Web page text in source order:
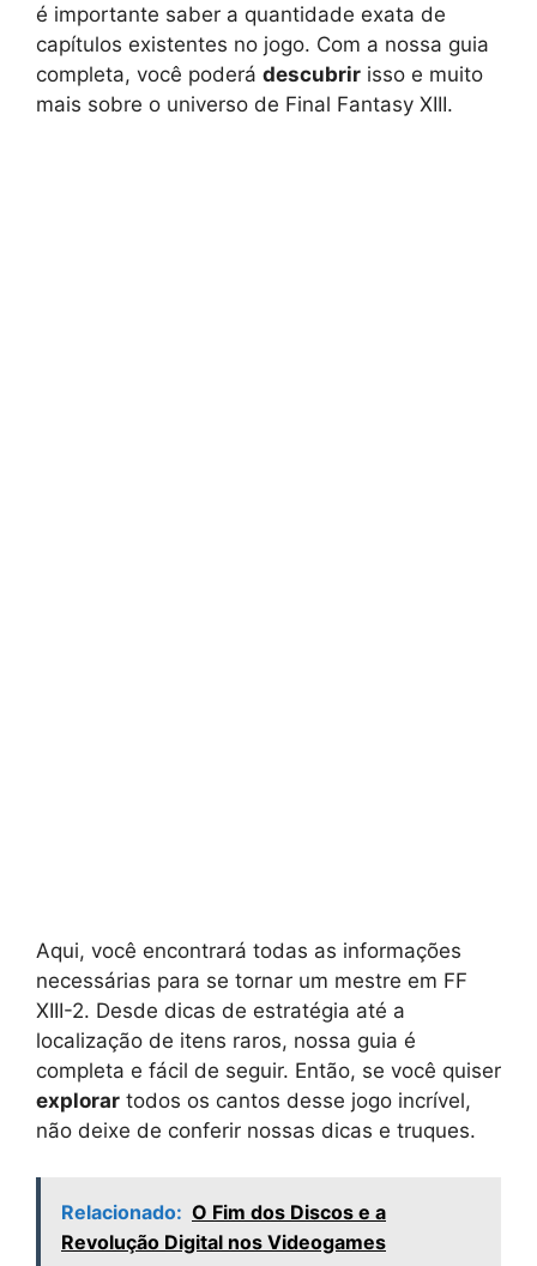
é importante saber a quantidade exata de
capítulos existentes no jogo. Com a nossa guia
completa, você poderá descubrir isso e muito
mais sobre o universo de Final Fantasy XIII.
Aqui, você encontrará todas as informações
necessárias para se tornar um mestre em FF
XIII-2. Desde dicas de estratégia até a
localização de itens raros, nossa guia é
completa e fácil de seguir. Então, se você quiser
explorar todos os cantos desse jogo incrível,
não deixe de conferir nossas dicas e truques.
Relacionado: O Fim dos Discos e a
Revolução Digital nos Videogames